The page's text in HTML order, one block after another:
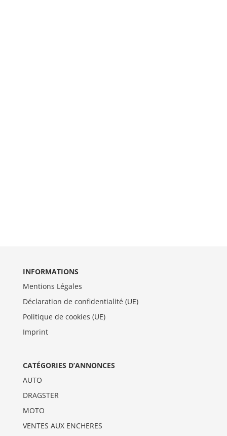
INFORMATIONS
Mentions Légales
Déclaration de confidentialité (UE)
Politique de cookies (UE)
Imprint
CATÉGORIES D’ANNONCES
AUTO
DRAGSTER
MOTO
VENTES AUX ENCHERES